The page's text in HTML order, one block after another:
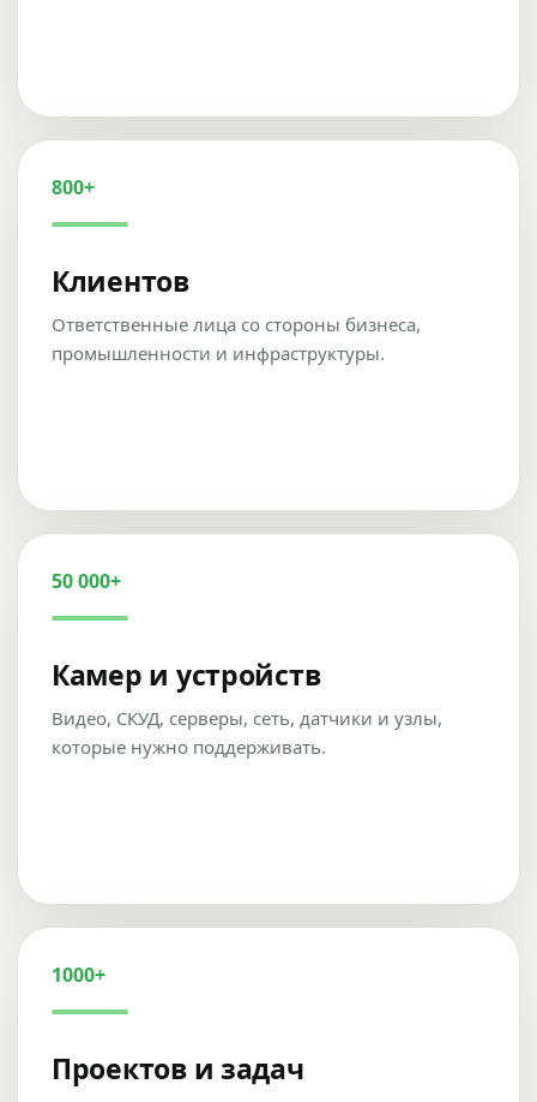
800+
Клиентов
Ответственные лица со стороны бизнеса,
промышленности и инфраструктуры.
50 000+
Камер и устройств
Видео, СКУД, серверы, сеть, датчики и узлы,
которые нужно поддерживать.
1000+
Проектов и задач